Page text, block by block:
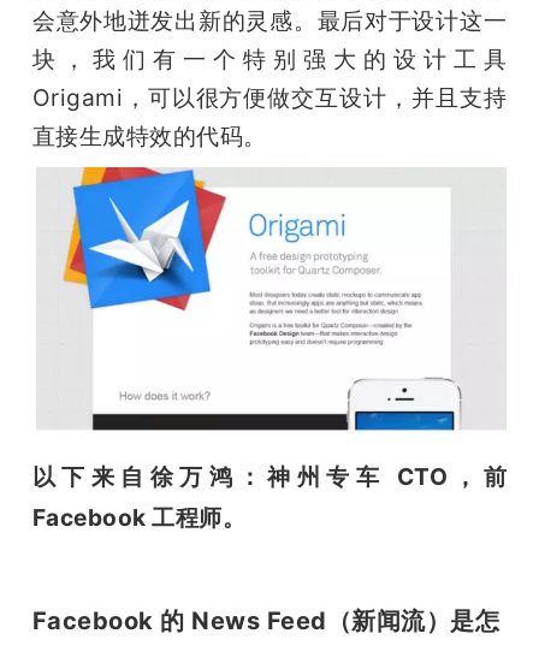
会意外地迸发出新的灵感。最后对于设计这一
块，我们有一个特别强大的设计工具
Origami，可以很方便做交互设计，并且支持
直接生成特效的代码。
以下来自徐万鸿：神州专车 CTO，前
Facebook 工程师。
Facebook 的 News Feed（新闻流）是怎